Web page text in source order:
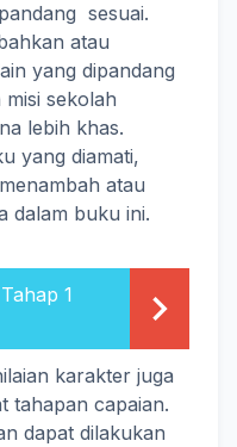
sesuai.
atau
yang dipandang
misi sekolah
lebih khas.
yang diamati,
atau
dalam buku ini.
1
karakter juga
tahapan capaian.
dapat dilakukan